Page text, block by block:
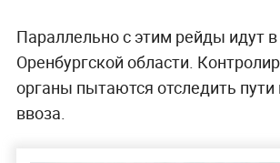
Параллельно с этим рейды идут
Оренбургской области.
органы пытаются отследить пути
ввоза.